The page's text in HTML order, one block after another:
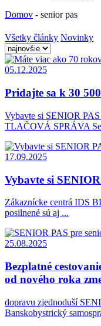
Domov - senior pas
Všetky články Novinky
05.12.2025
Pridajte sa k 30
Vybavte si SENIOR
TLAČOVÁ SPRÁVA
17.09.2025
Vybavte si
Zákaznícke centrá IDS
posilnené sú aj ...
25.08.2025
Bezplatné
od nového roka
dopravu zjednoduší
Banskobystrický